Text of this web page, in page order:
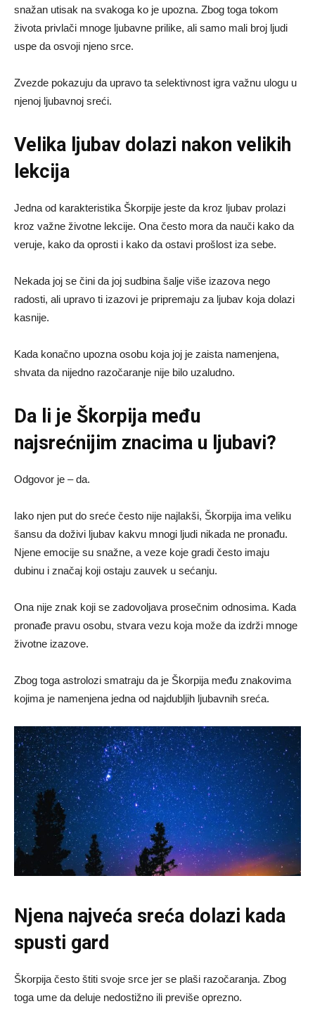
snažan utisak na svakoga ko je upozna. Zbog toga tokom
života privlači mnoge ljubavne prilike, ali samo mali broj ljudi
uspe da osvoji njeno srce.
Zvezde pokazuju da upravo ta selektivnost igra važnu ulogu u
njenoj ljubavnoj sreći.
Velika ljubav dolazi nakon velikih
lekcija
Jedna od karakteristika Škorpije jeste da kroz ljubav prolazi
kroz važne životne lekcije. Ona često mora da nauči kako da
veruje, kako da oprosti i kako da ostavi prošlost iza sebe.
Nekada joj se čini da joj sudbina šalje više izazova nego
radosti, ali upravo ti izazovi je pripremaju za ljubav koja dolazi
kasnije.
Kada konačno upozna osobu koja joj je zaista namenjena,
shvata da nijedno razočaranje nije bilo uzaludno.
Da li je Škorpija među
najsrećnijim znacima u ljubavi?
Odgovor je – da.
Iako njen put do sreće često nije najlakši, Škorpija ima veliku
šansu da doživi ljubav kakvu mnogi ljudi nikada ne pronađu.
Njene emocije su snažne, a veze koje gradi često imaju
dubinu i značaj koji ostaju zauvek u sećanju.
Ona nije znak koji se zadovoljava prosečnim odnosima. Kada
pronađe pravu osobu, stvara vezu koja može da izdrži mnoge
životne izazove.
Zbog toga astrolozi smatraju da je Škorpija među znakovima
kojima je namenjena jedna od najdubljih ljubavnih sreća.
Njena najveća sreća dolazi kada
spusti gard
Škorpija često štiti svoje srce jer se plaši razočaranja. Zbog
toga ume da deluje nedostižno ili previše oprezno.